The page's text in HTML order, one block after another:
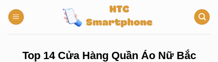
đến
Top 14 Cửa Hàng Quần Áo Nữ Bắc